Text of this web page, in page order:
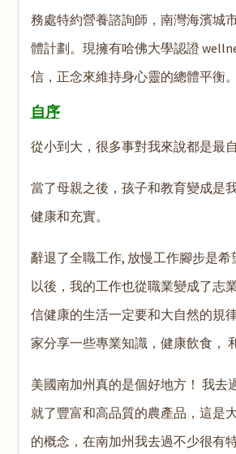
務處特約營養諮詢師，南灣海濱城
體計劃。現擁有哈佛大學認證
信，正念來維持身心靈的總體平衡。
自序
從小到大，很多事對我來說都是最
當了母親之後，孩子和教育變成是
健康和充實。
辭退了全職工作, 放慢工作腳步是
以後，我的工作也從職業變成了志
信健康的生活一定要和大自然的規
家分享一些專業知識，健康飲食，
美國南加州真的是個好地方！ 我
就了豐富和高品質的農產品，這是
的概念，在南加州我去過不少很有